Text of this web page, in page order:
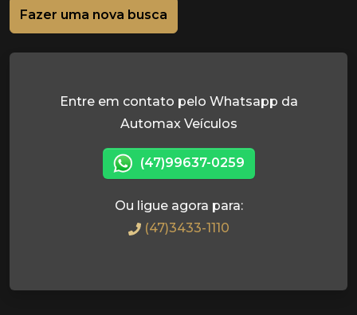
Fazer uma nova busca
Entre em contato pelo Whatsapp da
Automax Veículos
(47)99637-0259
Ou ligue agora para:
(47)3433-1110